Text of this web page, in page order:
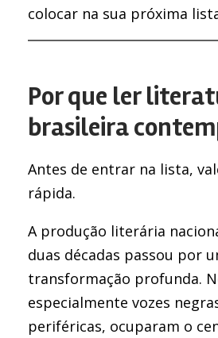
colocar na sua próxima
Por que ler
brasileira
Antes de entrar na lista,
rápida.
A produção literária
duas décadas passou por
transformação profunda.
especialmente vozes
periféricas, ocuparam o